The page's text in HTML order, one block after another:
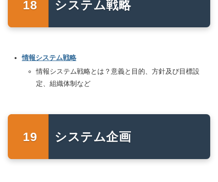
システム戦略
情報システム戦略
情報システム戦略とは？意義と目的、方針及び目標設
定、組織体制など
システム企画